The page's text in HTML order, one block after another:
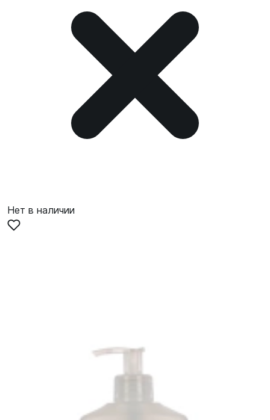
Нет в наличии